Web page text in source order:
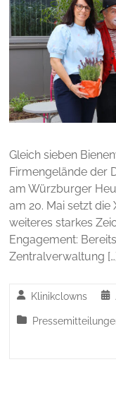
Gleich sieben
Firmengelände der
am Würzburger
am 20. Mai setzt
weiteres starkes
Engagement:
Zentralverwaltung
Klinikclowns